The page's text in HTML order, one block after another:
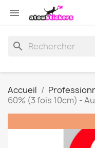

search
Accueil
60% (3 fois 10cm) -